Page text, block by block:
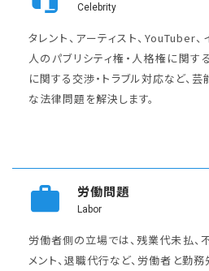
Celebrity
タレント、アーティスト、YouTuber
人のパブリシティ権・人格権に関
に関する交渉・トラブル対応など、
な法律問題を解決します。
労働問題
Labor
労働者側の立場では、残業代未払、
メント、退職代行など、労働者と勤